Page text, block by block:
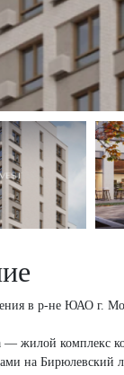
в р-не ЮАО г.
— жилой комплекс
на Бирюлевский